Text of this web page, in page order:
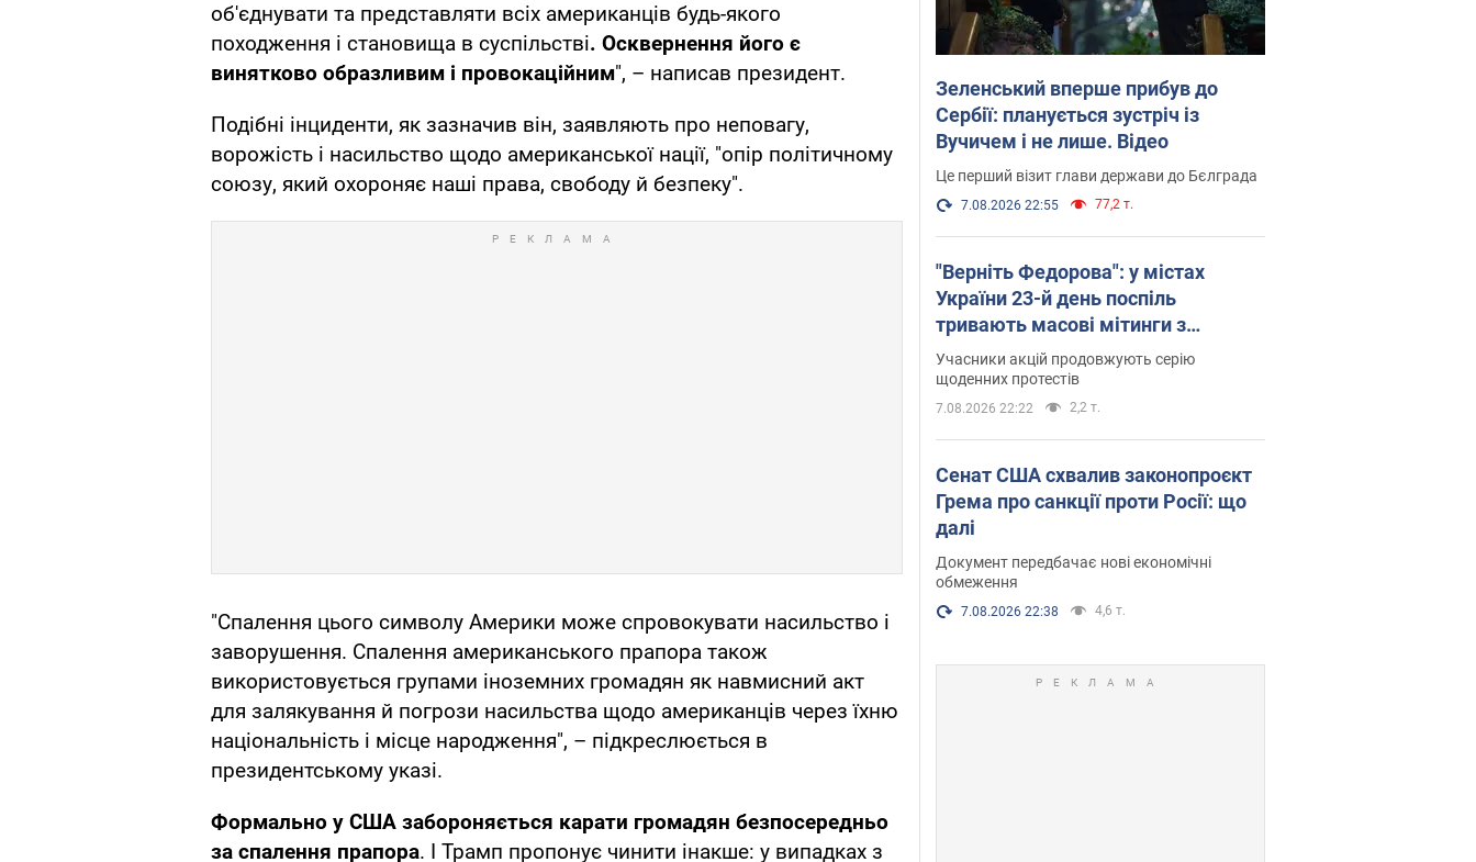
об'єднувати та представляти всіх американців будь-якого
походження і становища в суспільстві. Осквернення його є
винятково образливим і провокаційним", – написав президент.
Подібні інциденти, як зазначив він, заявляють про неповагу,
ворожість і насильство щодо американської нації, "опір політичному
союзу, який охороняє наші права, свободу й безпеку".
"Спалення цього символу Америки може спровокувати насильство і
заворушення. Спалення американського прапора також
використовується групами іноземних громадян як навмисний акт
для залякування й погрози насильства щодо американців через їхню
національність і місце народження", – підкреслюється в
президентському указі.
Формально у США забороняється карати громадян безпосередньо
за спалення прапора. І Трамп пропонує чинити інакше: у випадках з
Зеленський вперше прибув до
Сербії: планується зустріч із
Вучичем і не лише. Відео
Це перший візит глави держави до Бєлграда
7.08.2026 22:55 77,2 т.
"Верніть Федорова": у містах
України 23-й день поспіль
тривають масові мітинги з
картонками. Фото і відео
Учасники акцій продовжують серію
щоденних протестів
7.08.2026 22:22 2,2 т.
Сенат США схвалив законопроєкт
Грема про санкції проти Росії: що
далі
Документ передбачає нові економічні
обмеження
7.08.2026 22:38 4,6 т.